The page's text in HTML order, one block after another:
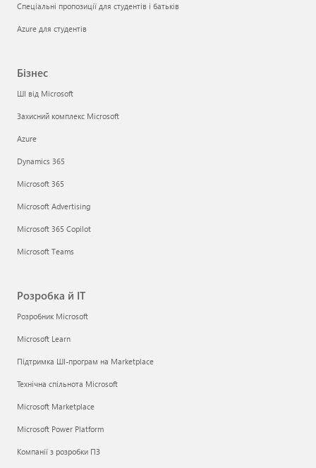
Спеціальні пропозиції для студентів і батьків
Azure для студентів
Бізнес
ШІ від Microsoft
Захисний комплекс Microsoft
Azure
Dynamics 365
Microsoft 365
Microsoft Advertising
Microsoft 365 Copilot
Microsoft Teams
Розробка й ІТ
Розробник Microsoft
Microsoft Learn
Підтримка ШІ-програм на Marketplace
Технічна спільнота Microsoft
Microsoft Marketplace
Microsoft Power Platform
Компанії з розробки ПЗ